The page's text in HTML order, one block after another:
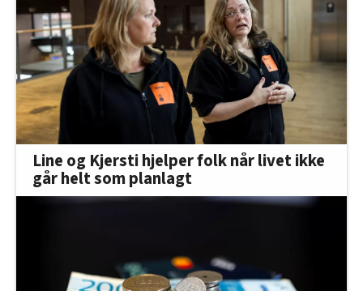
Line og Kjersti hjelper folk når livet ikke
går helt som planlagt